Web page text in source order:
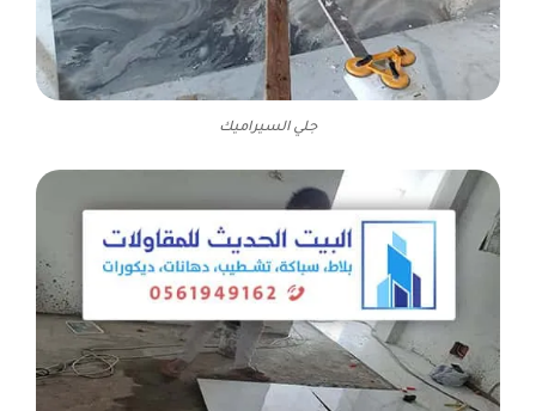
جلي السيراميك